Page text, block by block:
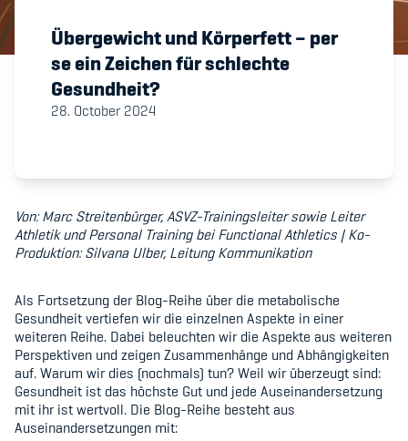
Member's Manual / FAQ
Fairplay
Academy
Blog
Diversität & Inklusion
Infomails
Kinderbetreuung
Übergewicht und Körperfett – per
se ein Zeichen für schlechte
Gesundheit?
28. October 2024
Von: Marc Streitenbürger, ASVZ-Trainingsleiter sowie Leiter
Athletik und Personal Training bei Functional Athletics | Ko-
Produktion: Silvana Ulber, Leitung Kommunikation
Als Fortsetzung der Blog-Reihe über die metabolische
Gesundheit vertiefen wir die einzelnen Aspekte in einer
weiteren Reihe. Dabei beleuchten wir die Aspekte aus weiteren
Perspektiven und zeigen Zusammenhänge und Abhängigkeiten
auf. Warum wir dies (nochmals) tun? Weil wir überzeugt sind:
Gesundheit ist das höchste Gut und jede Auseinandersetzung
mit ihr ist wertvoll. Die Blog-Reihe besteht aus
Auseinandersetzungen mit: